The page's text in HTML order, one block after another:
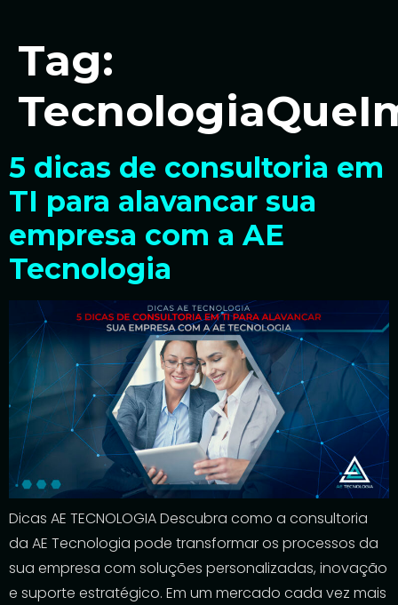
Tag:
5 dicas de consultoria em
TI para alavancar sua
empresa com a AE
Tecnologia
Dicas AE TECNOLOGIA Descubra como a consultoria
da AE Tecnologia pode transformar os processos da
sua empresa com soluções personalizadas, inovação
e suporte estratégico. Em um mercado cada vez mais